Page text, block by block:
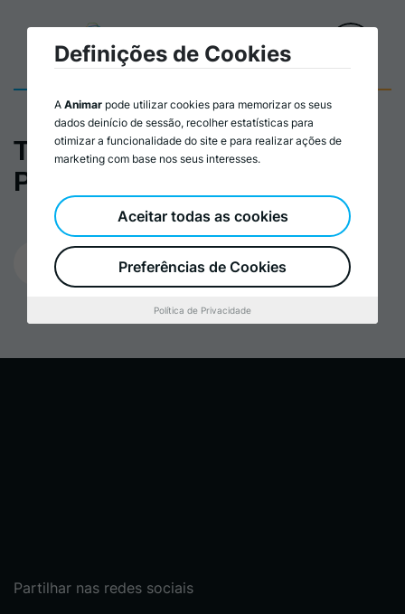
Tabuleiro da Cultura,
Património e Ambiente
01/09/2023
Partilhar nas redes sociais
Definições de Cookies
A Animar pode utilizar cookies para memorizar os seus
dados deinício de sessão, recolher estatísticas para
otimizar a funcionalidade do site e para realizar ações de
marketing com base nos seus interesses.
Preferências de Cookies
Aceitar todas as cookies
Política de Privacidade